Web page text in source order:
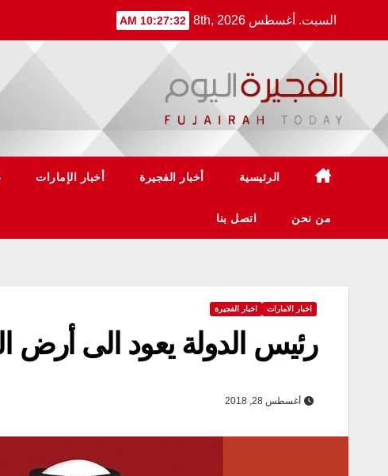
السبت. أغسطس 8th, 2026 10:27:32 AM
الرئيسية أخبار الفجيرة أخبار الإمارات
من نحن اتصل بنا
اخبار الامارات اخبار الفجيرة
رئيس الدولة يعود الى أرض
أغسطس 28, 2018